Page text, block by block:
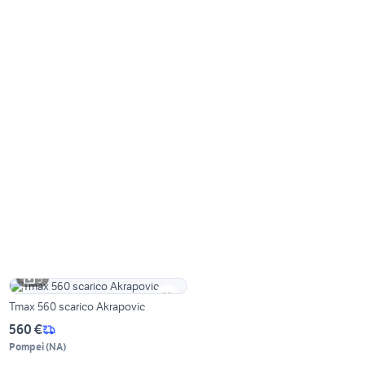
5
Tmax 560 scarico Akrapovic
560 €
Pompei(NA)